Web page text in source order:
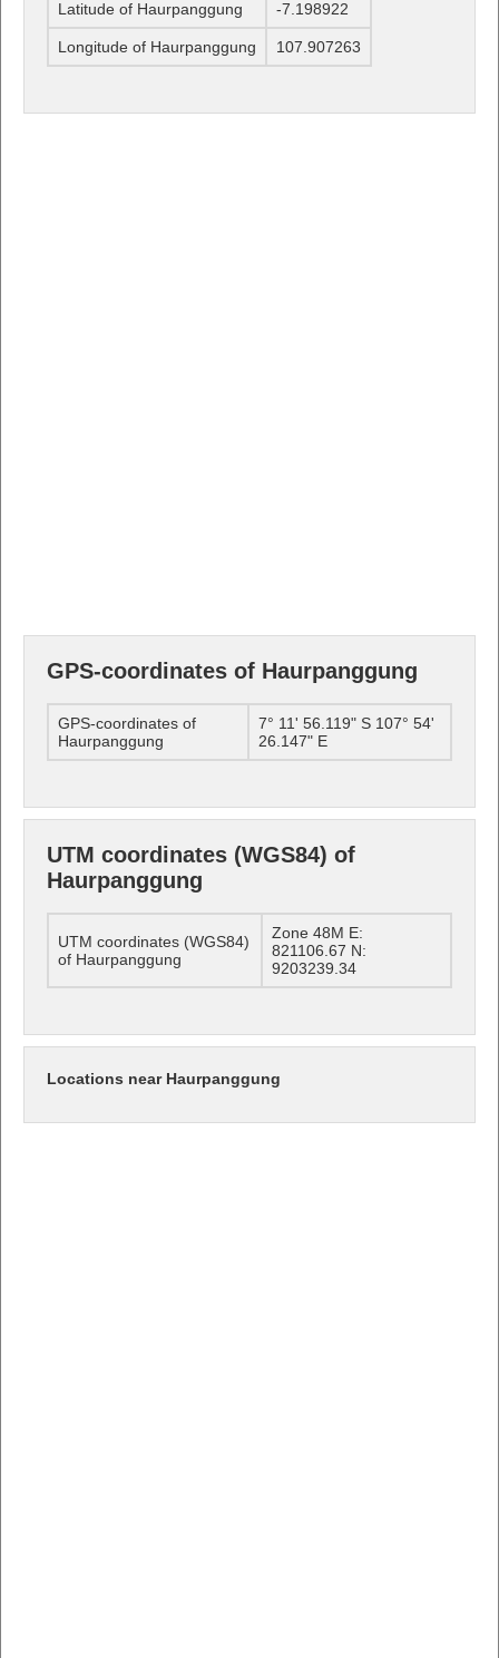
Latitude of Haurpanggung -7.198922
Longitude of Haurpanggung 107.907263
GPS-coordinates of Haurpanggung
GPS-coordinates of
Haurpanggung
7° 11' 56.119" S 107° 54'
26.147" E
UTM coordinates (WGS84) of
Haurpanggung
UTM coordinates (WGS84)
of Haurpanggung
Zone 48M E:
821106.67 N:
9203239.34
Locations near Haurpanggung